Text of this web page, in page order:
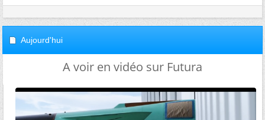
Aujourd'hui
A voir en vidéo sur Futura